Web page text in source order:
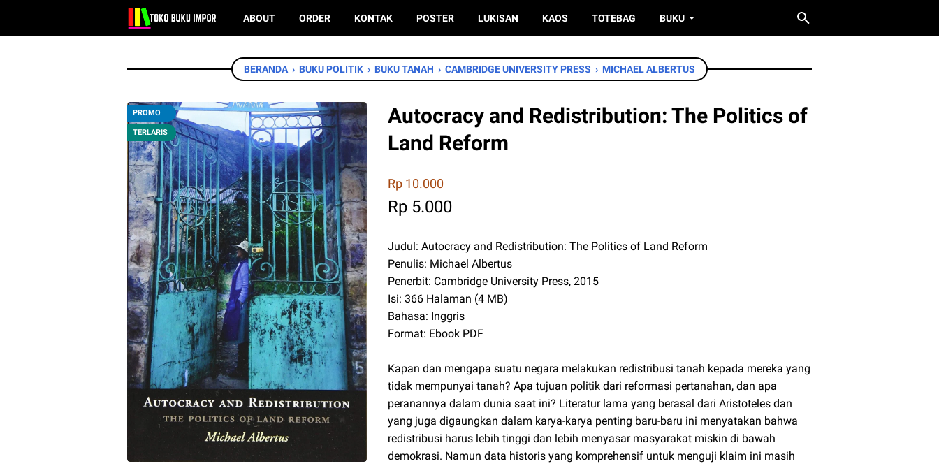
ABOUT ORDER KONTAK POSTER LUKISAN KAOS TOTEBAG BUKU
BERANDA › BUKU POLITIK › BUKU TANAH › CAMBRIDGE UNIVERSITY PRESS › MICHAEL ALBERTUS
Autocracy and Redistribution: The Politics of
Land Reform
PROMO
TERLARIS
Rp 10.000
Rp 5.000
Judul: Autocracy and Redistribution: The Politics of Land Reform
Penulis: Michael Albertus
Penerbit: Cambridge University Press, 2015
Isi: 366 Halaman (4 MB)
Bahasa: Inggris
Format: Ebook PDF
Kapan dan mengapa suatu negara melakukan redistribusi tanah kepada mereka yang
tidak mempunyai tanah? Apa tujuan politik dari reformasi pertanahan, dan apa
peranannya dalam dunia saat ini? Literatur lama yang berasal dari Aristoteles dan
yang juga digaungkan dalam karya-karya penting baru-baru ini menyatakan bahwa
redistribusi harus lebih tinggi dan lebih menyasar masyarakat miskin di bawah
demokrasi. Namun data historis yang komprehensif untuk menguji klaim ini masih